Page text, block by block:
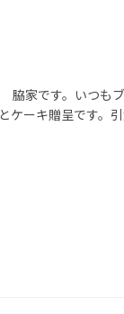
家です。いつも
ケーキ贈呈です